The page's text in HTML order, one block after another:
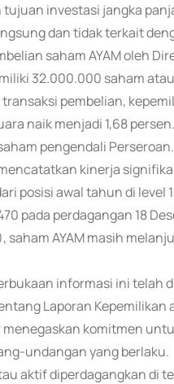
tujuan investasi jangka
dan tidak terkait
saham AYAM oleh
32.000.000 saham
pembelian,
naik menjadi 1,68
pengendali Perseroan.
kinerja
posisi awal tahun di level
pada perdagangan 18
AYAM masih
informasi ini telah
Laporan
menegaskan komitmen
undangan yang berlaku.
aktif diperdagangkan di